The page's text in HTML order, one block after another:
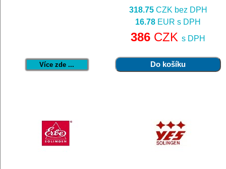
318.75CZK bez DPH
16.78 EUR s DPH
386 CZK s DPH
Více zde ...